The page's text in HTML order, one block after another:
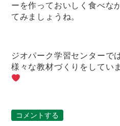
ーを作っておいしく食べな
てみましょうね。
ジオパーク学習センターで
様々な教材づくりをしてい
コメントする